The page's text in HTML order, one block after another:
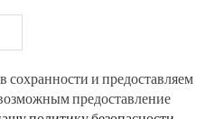
и предоставляем
предоставление